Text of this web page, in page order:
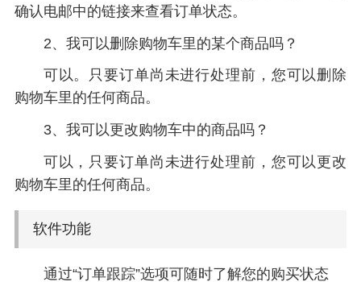
确认电邮中的链接来查看订单状态。
2、我可以删除购物车里的某个商品吗？
可以。只要订单尚未进行处理前，您可以删除
购物车里的任何商品。
3、我可以更改购物车中的商品吗？
可以，只要订单尚未进行处理前，您可以更改
购物车里的任何商品。
软件功能
通过“订单跟踪”选项可随时了解您的购买状态